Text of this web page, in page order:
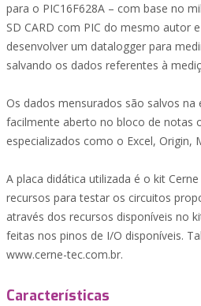
para o PIC16F628A – com base no
SD CARD com PIC do mesmo autor
desenvolver um datalogger para
salvando os dados referentes à
Os dados mensurados são salvos na
facilmente aberto no bloco de notas
especializados como o Excel, Origin,
A placa didática utilizada é o kit
recursos para testar os circuitos
através dos recursos disponíveis no
feitas nos pinos de I/O disponíveis.
www.cerne-tec.com.br.
Características